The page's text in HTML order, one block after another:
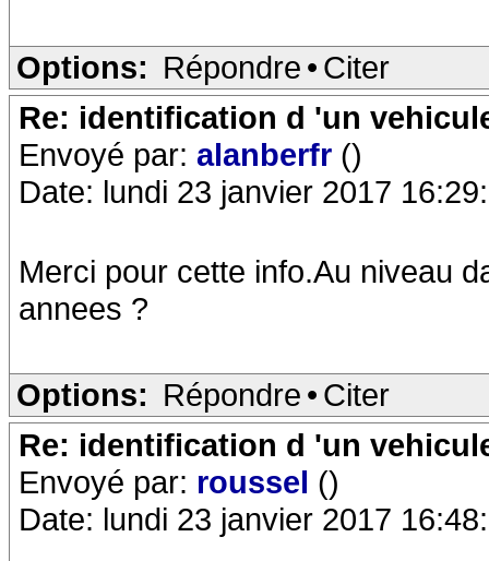
Options: Répondre • Citer
Re: identification d 'un
Envoyé par: alanberfr ()
Date: lundi 23 janvier 2017
Merci pour cette info.Au niveau
annees ?
Options: Répondre • Citer
Re: identification d 'un
Envoyé par: roussel ()
Date: lundi 23 janvier 2017